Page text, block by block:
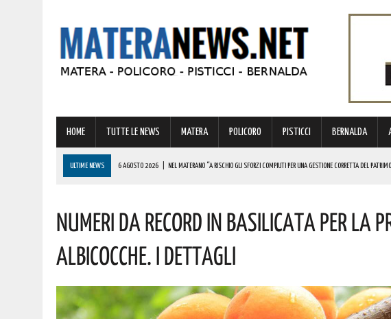
HOME TUTTE LE NEWS MATERA POLICORO PISTICCI BERNALDA
ULTIME NEWS 6 AGOSTO 2026 NEL MATERANO “A RISCHIO GLI SFORZI COMPIUTI PER UNA GESTIONE CORRETTA DEL
6 AGOSTO 2026 TRUFFA SPID, LA FALSA RICHIESTA DEL CANONE CHE RUBA DATI E CARTE DELLE PERSONE
6 AGOSTO 2026 LUCE E GAS, PREZZI IN AUMENTO A LUGLIO: ECCO L’IMPATTO SULLE BOLLETTE E I COSTI ATTESI
Numeri Da Record In Basilicata Per La
Albicocche. I Dettagli